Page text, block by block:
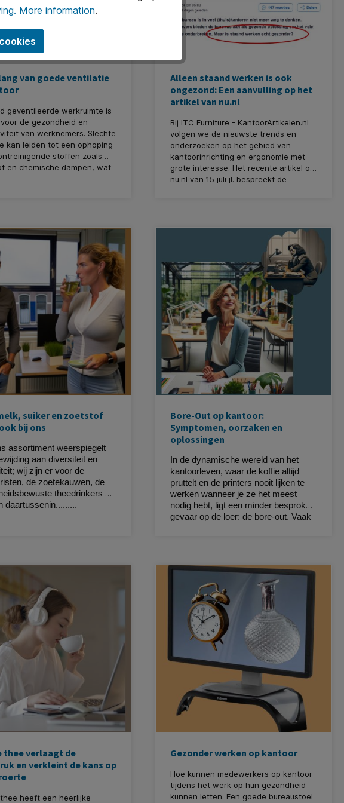
van goede ventilatie
geventileerde werkruimte is
de gezondheid en
van werknemers. Slechte
kan leiden tot een ophoping
stoffen zoals
en chemische dampen, wat
Alleen staand werken is ook
ongezond: Een aanvulling op het
artikel van nu.nl
Bij ITC Furniture - KantoorArtikelen.nl
volgen we de nieuwste trends en
onderzoeken op het gebied van
kantoorinrichting en ergonomie met
grote interesse. Het recente artikel op
nu.nl van 15 juli jl. bespreekt de
lang staan! Wij willen graag de
onderstrepen en aanvullen met onze
eigen inzichten en aanbevelingen.
suiker en zoetstof
bij ons
assortiment weerspiegelt
aan diversiteit en
wij zijn er voor de
de zoetekauwen, de
theedrinkers en
daartussenin.........
Bore-Out op kantoor:
Symptomen, oorzaken en
oplossingen
In de dynamische wereld van het
kantoorleven, waar de koffie altijd
pruttelt en de printers nooit lijken te
werken wanneer je ze het meest
nodig hebt, ligt een minder besproken
gevaar op de loer: de bore-out. Vaak
thee verlaagt de
en verkleint de kans op
heeft een heerlijke
Gezonder werken op kantoor
Hoe kunnen medewerkers op kantoor
tijdens het werk op hun gezondheid
kunnen letten. Een goede bureaustoel
More information.